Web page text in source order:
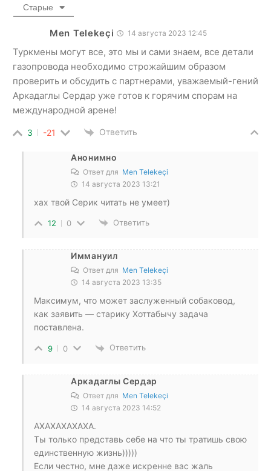
Старые
Men Telekeçi 14 августа 2023 12:45
Туркмены могут все, это мы и сами знаем, все детали
газопровода необходимо строжайшим образом
проверить и обсудить с партнерами, уважаемый-гений
Аркадаглы Сердар уже готов к горячим спорам на
международной арене!
3 -21 Ответить
Анонимно
Ответ для Men Telekeçi
14 августа 2023 13:21
хах твой Серик читать не умеет)
12 0 Ответить
Иммануил
Ответ для Men Telekeçi
14 августа 2023 13:35
Максимум, что может заслуженный собаковод,
как заявить — старику Хоттабычу задача
поставлена.
9 0 Ответить
Аркадаглы Сердар
Ответ для Men Telekeçi
14 августа 2023 14:52
АХАХАХАХАХА.
Ты только представь себе на что ты тратишь свою
единственную жизнь)))))
Если честно, мне даже искренне вас жаль